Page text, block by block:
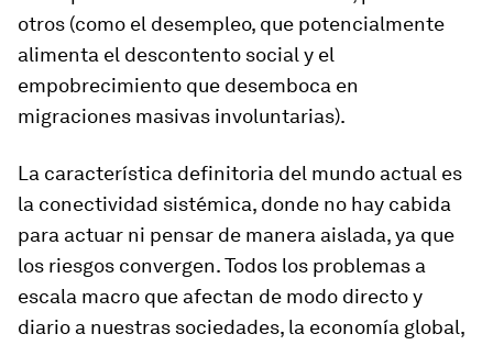
otros (como el desempleo, que potencialmente
alimenta el descontento social y el
empobrecimiento que desemboca en
migraciones masivas involuntarias).
La característica definitoria del mundo actual es
la conectividad sistémica, donde no hay cabida
para actuar ni pensar de manera aislada, ya que
los riesgos convergen. Todos los problemas a
escala macro que afectan de modo directo y
diario a nuestras sociedades, la economía global,